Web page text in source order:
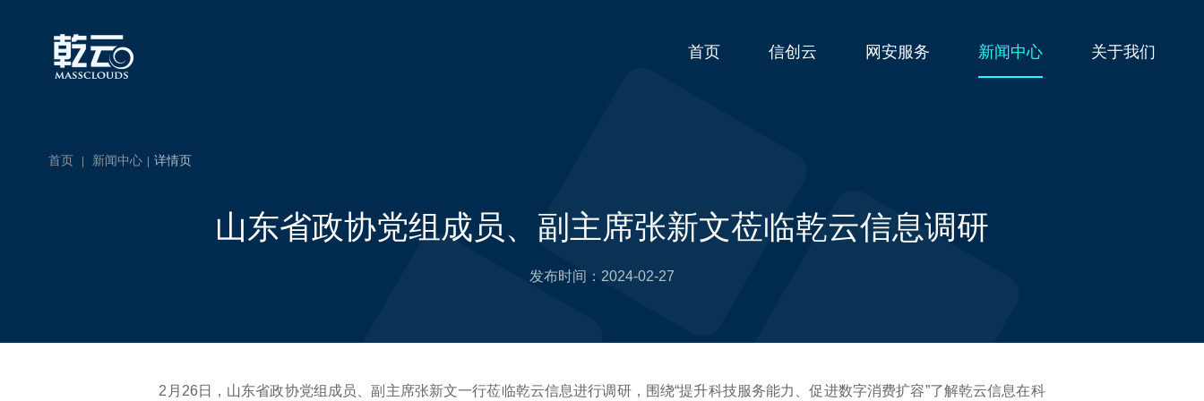
首页 信创云 网安服务 新闻中心 关于我们
首页 新闻中心 详情页
山东省政协党组成员、副主席张新文莅临乾云信息调研
发布时间： 2024-02-27
2月26日，山东省政协党组成员、副主席张新文一行莅临乾云信息进行调研，围绕“提升科技服务能力、促进数字消费扩容”了解乾云信息在科